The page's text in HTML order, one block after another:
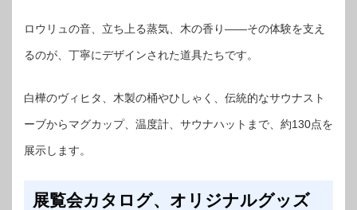
ロウリュの音、立ち上る蒸気、木の香り——その体験を支え
るのが、丁寧にデザインされた道具たちです。
白樺のヴィヒタ、木製の桶やひしゃく、伝統的なサウナスト
ーブからマグカップ、温度計、サウナハットまで、約130点を
展示します。
展覧会カタログ、オリジナルグッズ